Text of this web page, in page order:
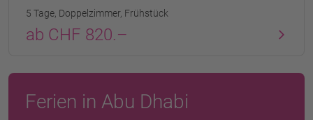
5 Tage, Doppelzimmer, Frühstück
ab CHF 820.–
Ferien in Abu Dhabi